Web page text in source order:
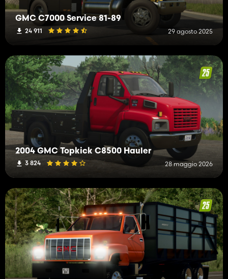
GMC C7000 Service 81-89
24 911 29 agosto 2025
2004 GMC Topkick C8500 Hauler
3 824 28 maggio 2026